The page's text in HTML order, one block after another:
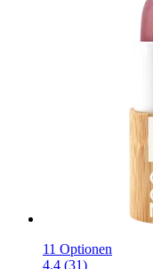
11 Optionen
4.4 (31)